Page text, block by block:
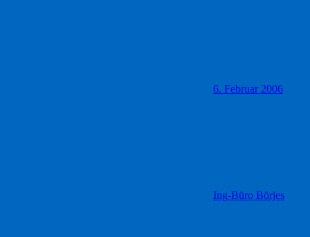
6. Februar 2006
Ing-Büro Börjes